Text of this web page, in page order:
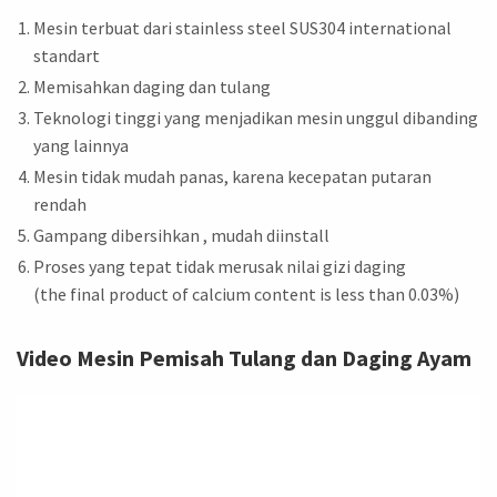
Mesin terbuat dari stainless steel SUS304 international
standart
Memisahkan daging dan tulang
Teknologi tinggi yang menjadikan mesin unggul dibanding
yang lainnya
Mesin tidak mudah panas, karena kecepatan putaran
rendah
Gampang dibersihkan , mudah diinstall
Proses yang tepat tidak merusak nilai gizi daging
(the final product of calcium content is less than 0.03%)
Video Mesin Pemisah Tulang dan Daging Ayam